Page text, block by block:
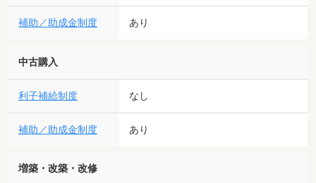
補助／助成金制度 あり
中古購入
利子補給制度 なし
補助／助成金制度 あり
増築・改築・改修